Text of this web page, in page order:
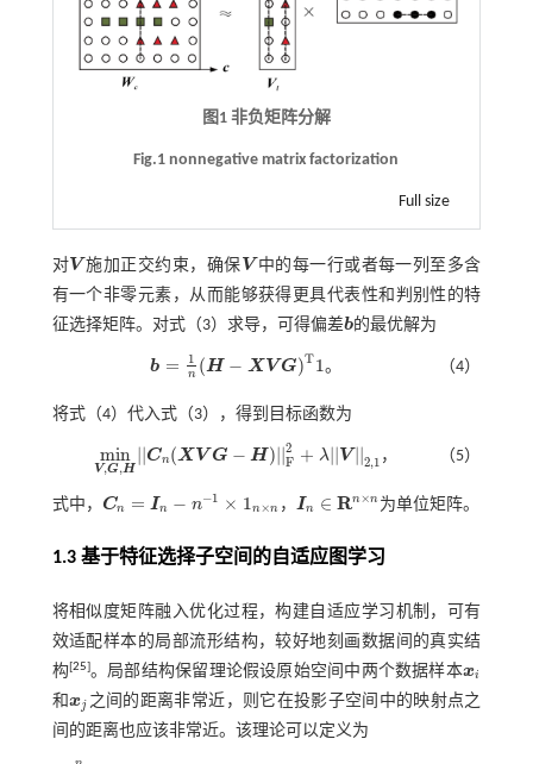
图1 非负矩阵分解
Fig.1 nonnegative matrix factorization
Full size
对V
V 施加正交约束，确保 V
V 中的每一行或者每一列至多含
有一个非零元素，从而能够获得更具代表性和判别性的特
征选择矩阵。对式（3） 求导，可得偏差b
b的最优解为
b = 1
n (H − X V G)T1
b=1n (H -XVG)T 1 。 （4）
将式（4） 代入式（3） ，得到目标函数为
min
V,G ,H
||Cn(X V G − H )||2
F + λ|| V ||2,1
minV,G H||Cn( XV G-H)| |F2+ λ| |V| |2,1 ， （5）
式中， Cn = In − n−1 × 1n×n
Cn= n- n-1×1n ×n ， In ∈ Rn×n
In∈R n×n 为单位矩阵。
1.3 基于特征选择子空间的自适应图学习
将相似度矩阵融入优化过程，构建自适应学习机制，可有
效适配样本的局部流形结构，较好地刻画数据间的真实结
构[25]。局部结构保留理论假设原始空间中两个数据样本xi
xi
和xj
xj
之间的距离非常近，则它在投影子空间中的映射点之
间的距离也应该非常近。该理论可以定义为